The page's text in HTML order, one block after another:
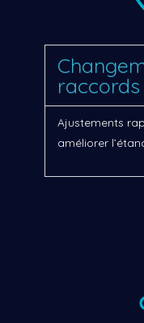
raccords
Ajustements
améliorer